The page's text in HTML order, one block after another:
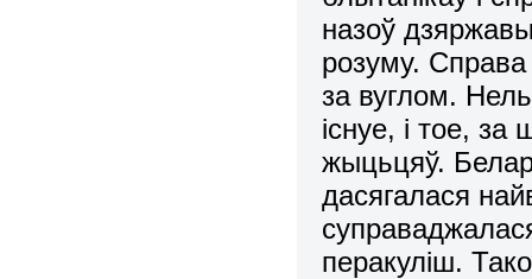
назоў
розуму.
за вуглом.
існуе, і тое,
жыцьцяў.
дасягалася
перакуліш.